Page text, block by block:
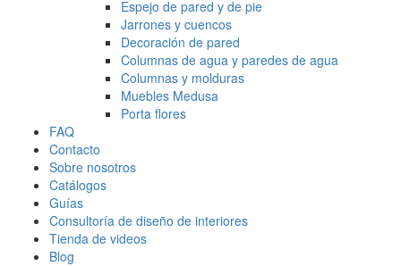
Espejo de pared y de pie
Jarrones y cuencos
Decoración de pared
Columnas de agua y paredes de agua
Columnas y molduras
Muebles Medusa
Porta flores
FAQ
Contacto
Sobre nosotros
Catálogos
Guías
Consultoría de diseño de interiores
Tienda de videos
Blog